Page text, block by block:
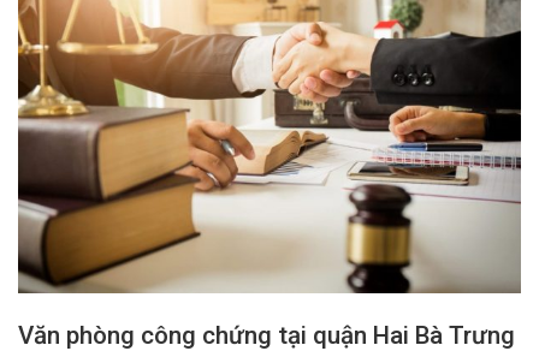
Văn phòng công chứng tại quận Hai Bà Trưng